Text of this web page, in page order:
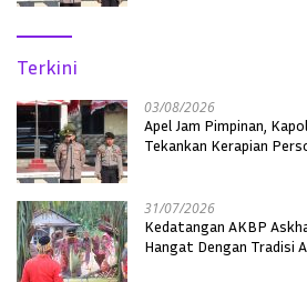
Terkini
03/08/2026
Apel Jam Pimpinan,
Tekankan Kerapian
31/07/2026
Kedatangan AKBP
Hangat Dengan Tradisi